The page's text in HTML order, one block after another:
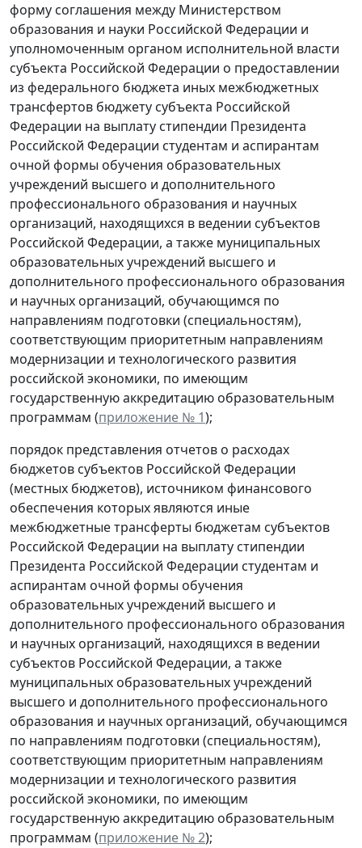
форму соглашения между Министерством
образования и науки Российской Федерации и
уполномоченным органом исполнительной власти
субъекта Российской Федерации о предоставлении
из федерального бюджета иных межбюджетных
трансфертов бюджету субъекта Российской
Федерации на выплату стипендии Президента
Российской Федерации студентам и аспирантам
очной формы обучения образовательных
учреждений высшего и дополнительного
профессионального образования и научных
организаций, находящихся в ведении субъектов
Российской Федерации, а также муниципальных
образовательных учреждений высшего и
дополнительного профессионального образования
и научных организаций, обучающимся по
направлениям подготовки (специальностям),
соответствующим приоритетным направлениям
модернизации и технологического развития
российской экономики, по имеющим
государственную аккредитацию образовательным
программам (приложение № 1);
порядок представления отчетов о расходах
бюджетов субъектов Российской Федерации
(местных бюджетов), источником финансового
обеспечения которых являются иные
межбюджетные трансферты бюджетам субъектов
Российской Федерации на выплату стипендии
Президента Российской Федерации студентам и
аспирантам очной формы обучения
образовательных учреждений высшего и
дополнительного профессионального образования
и научных организаций, находящихся в ведении
субъектов Российской Федерации, а также
муниципальных образовательных учреждений
высшего и дополнительного профессионального
образования и научных организаций, обучающимся
по направлениям подготовки (специальностям),
соответствующим приоритетным направлениям
модернизации и технологического развития
российской экономики, по имеющим
государственную аккредитацию образовательным
программам (приложение № 2);